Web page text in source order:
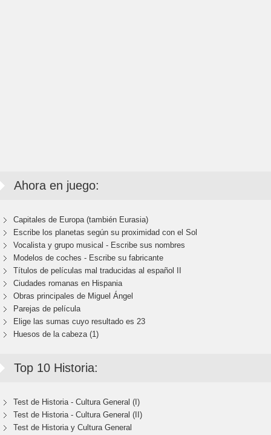
Ahora en juego:
Capitales de Europa (también Eurasia)
Escribe los planetas según su proximidad con el Sol
Vocalista y grupo musical - Escribe sus nombres
Modelos de coches - Escribe su fabricante
Títulos de películas mal traducidas al español II
Ciudades romanas en Hispania
Obras principales de Miguel Ángel
Parejas de película
Elige las sumas cuyo resultado es 23
Huesos de la cabeza (1)
Top 10 Historia:
Test de Historia - Cultura General (I)
Test de Historia - Cultura General (II)
Test de Historia y Cultura General